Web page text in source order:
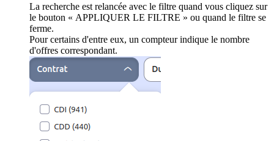
La recherche est relancée avec le filtre quand vous cliquez sur
le bouton « APPLIQUER LE FILTRE » ou quand le filtre se
ferme.
Pour certains d'entre eux, un compteur indique le nombre
d'offres correspondant.